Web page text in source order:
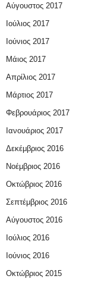
Αύγουστος 2017
Ιούλιος 2017
Ιούνιος 2017
Μάιος 2017
Απρίλιος 2017
Μάρτιος 2017
Φεβρουάριος 2017
Ιανουάριος 2017
Δεκέμβριος 2016
Νοέμβριος 2016
Οκτώβριος 2016
Σεπτέμβριος 2016
Αύγουστος 2016
Ιούλιος 2016
Ιούνιος 2016
Οκτώβριος 2015